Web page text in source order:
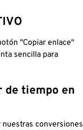
"Copiar enlace"
sencilla para
de tiempo en
nuestras conversiones